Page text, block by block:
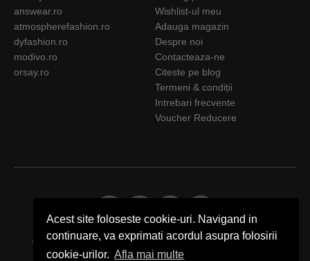
Acest site foloseste cookie-uri. Navigand in
continuare, va exprimati acordul asupra folosirii
cookie-urilor. Afla mai multe
answear.ro
atmospherefashion.ro
dyfashion.ro
modivo.ro
orsay.ro
Wishlist-ul meu
Adauga magazin
Despre noi
Contacteaza-ne
Citeste pe blog
Termeni & condiții
Intrebari frecvente
Voucher Reducere
© 2026 Femme Boutique - Descopera. Cumpara. Exprima-ti stilul.